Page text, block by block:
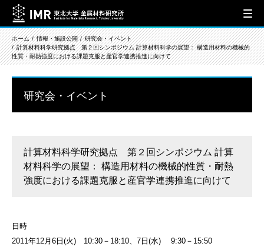
ホーム 情報・施設公開
研究会・イベント
計算材料科学研究拠点 第２回シンポジウム 計算材料科学の展望： 構造用材料の機械的
性質・耐熱強度における課題克服と産官学連携推進に向けて
研究会・イベント
計算材料科学研究拠点 第２回シンポジウム 計算
材料科学の展望： 構造用材料の機械的性質・耐熱
強度における課題克服と産官学連携推進に向けて
日時
2011年12月6日(火) 10:30－18:10、7日(水) 9:30－15:50